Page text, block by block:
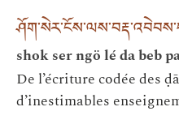
shok ser ngö lé da beb
De l’écriture codée des
d’inestimables